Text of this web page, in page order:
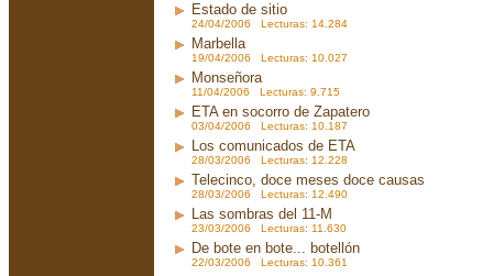
Estado de sitio
24/04/2006 Lecturas: 14.284
Marbella
19/04/2006 Lecturas: 10.027
Monseñora
11/04/2006 Lecturas: 9.715
ETA en socorro de Zapatero
03/04/2006 Lecturas: 10.187
Los comunicados de ETA
28/03/2006 Lecturas: 12.228
Telecinco, doce meses doce causas
28/03/2006 Lecturas: 12.490
Las sombras del 11-M
23/03/2006 Lecturas: 11.630
De bote en bote... botellón
22/03/2006 Lecturas: 10.361